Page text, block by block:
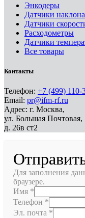
Энкодеры
Датчики наклона
Датчики
Расходометры
Датчики
Все товары
Контакты
Телефон: +7 (499) 110-
Email: pr@ifm-rf.ru
Адрес: г. Москва,
ул. Большая Почтовая,
д. 26в ст2
Для заполнения
браузере.
Имя *
Телефон *
Эл. почта *